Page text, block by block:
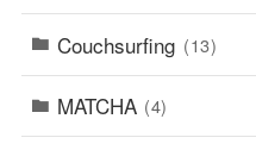
Couchsurfing (13)
MATCHA (4)